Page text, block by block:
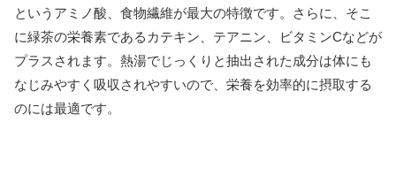
というアミノ酸、食物繊維が最大の特徴です。さらに、そこ
に緑茶の栄養素であるカテキン、テアニン、ビタミンCなどが
プラスされます。熱湯でじっくりと抽出された成分は体にも
なじみやすく吸収されやすいので、栄養を効率的に摂取する
のには最適です。